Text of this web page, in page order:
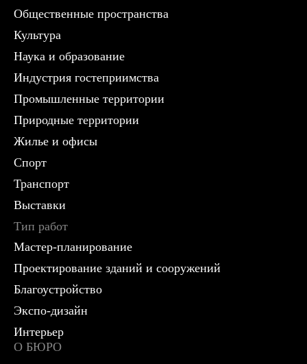
Общественные пространства
Культура
Наука и образование
Индустрия гостеприимства
Промышленные территории
Природные территории
Жилье и офисы
Спорт
Транспорт
Выставки
Тип работ
Мастер-планирование
Проектирование зданий и сооружений
Благоустройство
Экспо-дизайн
Интерьер
О БЮРО